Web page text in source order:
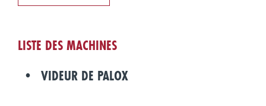
LISTE DES MACHINES
VIDEUR DE PALOX